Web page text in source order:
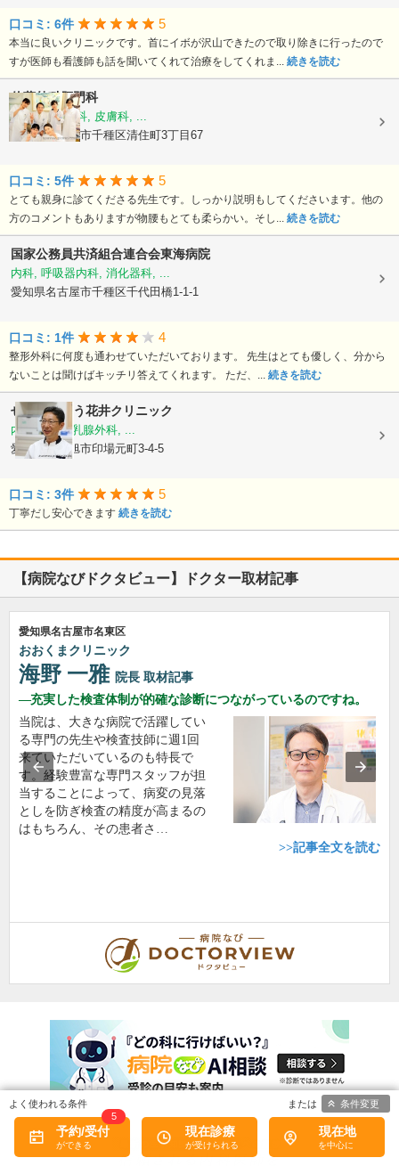
口コミ: 6件 5
本当に良いクリニックです。首にイボが沢山できたので取り除きに行ったので
すが医師も看護師も話を聞いてくれて治療をしてくれま... 続きを読む
佐藤外科肛門科
外科, 肛門外科, 皮膚科, ...
愛知県名古屋市千種区清住町3丁目67
口コミ: 5件 5
とても親身に診てくださる先生です。しっかり説明もしてくださいます。他の
方のコメントもありますが物腰もとても柔らかい。そし... 続きを読む
国家公務員共済組合連合会東海病院
内科, 呼吸器内科, 消化器科, ...
愛知県名古屋市千種区千代田橋1-1-1
口コミ: 1件 4
整形外科に何度も通わせていただいております。 先生はとても優しく、分から
ないことは聞けばキッチリ答えてくれます。 ただ、... 続きを読む
せとかいどう花井クリニック
内科, 外科, 乳腺外科, ...
愛知県尾張旭市印場元町3-4-5
口コミ: 3件 5
丁寧だし安心できます 続きを読む
【病院なびドクタビュー】ドクター取材記事
愛知県名古屋市名東区
おおくまクリニック
海野 一雅 院長 取材記事
充実した検査体制が的確な診断につながっているのですね。
当院は、大きな病院で活躍してい
る専門の先生や検査技師に週1回
来ていただいているのも特長で
す。経験豊富な専門スタッフが担
当することによって、病変の見落
としを防ぎ検査の精度が高まるの
はもちろん、その患者さ…
>>記事全文を読む
予約/受付
5
現在診療 現在地
条件変更